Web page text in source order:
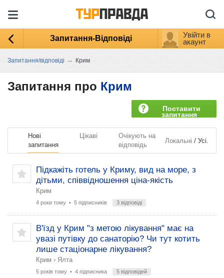
Запитання-Відповіді
Увійти в
акаунт
Запитання/відповіді → Крим
Запитання про Крим
Поставити
запитання
Нові
запитання
Цікаві
Очікують на
відповідь
Локальні / Усі.
Підкажіть готель у Криму, вид на море, з
дітьми, співвідношення ціна-якість
Крим
4 роки тому • 5 підписників 3 відповіді
В'їзд у Крим "з метою лікування" має на
увазі путівку до санаторію? Чи тут котить
лише стаціонарне лікування?
Крим › Ялта
5 років тому • 4 підписника 5 відповідей